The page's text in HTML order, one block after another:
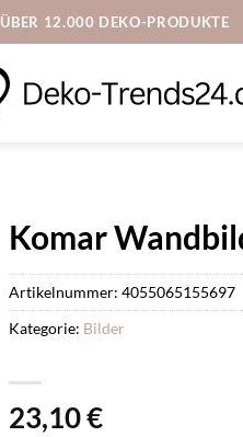
ÜBER 12.000 DEKO-PRODUKTE
Komar
23,10€
Artikelnummer: 4055065155697
Kategorie: Bilder